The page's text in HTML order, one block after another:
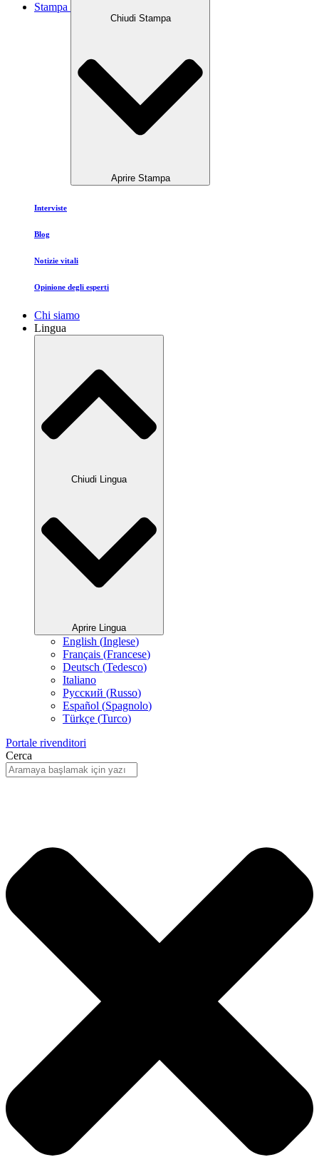
Stampa
Chiudi Stampa
Aprire Stampa
Interviste
Blog
Notizie vitali
Opinione degli esperti
Chi siamo
Lingua
Chiudi Lingua
Aprire Lingua
English (Inglese)
Français (Francese)
Deutsch (Tedesco)
Italiano
Русский (Russo)
Español (Spagnolo)
Türkçe (Turco)
Portale rivenditori
Cerca